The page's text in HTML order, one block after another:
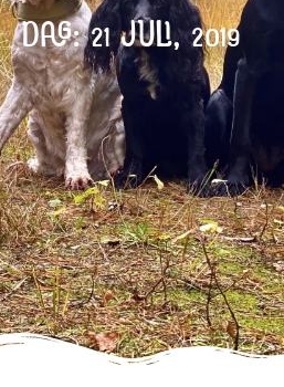
DAG: 21 JULI, 2019